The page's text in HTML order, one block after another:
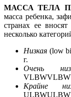
МАССА ТЕЛА
масса ребенка,
странах ее
несколько
Низкая (low
г.
Очень
Крайне